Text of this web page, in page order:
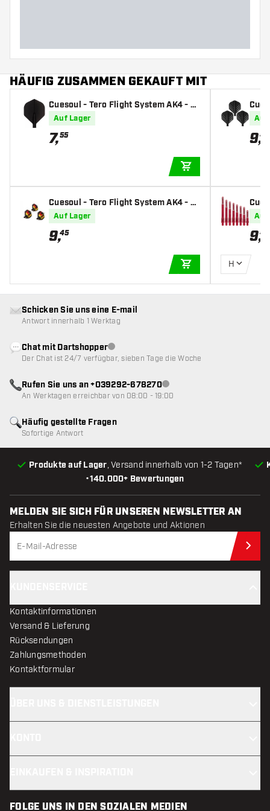
HÄUFIG ZUSAMMEN GEKAUFT MIT
Cuesoul - Tero Flight System AK4 - Bl
ack Standard - Dart Flights
Auf Lager
7,55
Cuesoul - Tero Flight System AK4 - G
erman Flag Standard - Dart Flights
Auf Lager
9,45
IN DEN
Dart
Auf
9,45
ed
Auf
9,45
H
•140.000+ Bewertungen
Produkte auf Lager, Versand innerhalb von 1-2 Tagen*
Häufig gestellte Fragen
Sofortige Antwort
Schicken Sie uns eine E-mail
Antwort innerhalb 1 Werktag
Chat mit DartshopperKundenservice nicht verfügbar
Der Chat ist 24/7 verfügbar, sieben Tage die Woche
Rufen Sie uns an +039292-678270Kundenservice nicht
An Werktagen erreichbar von 08:00 - 19:00
MELDEN SIE SICH FÜR UNSEREN NEWSLETTER AN
Erhalten Sie die neuesten Angebote und Aktionen
Kontaktinformationen
Versand & Lieferung
Rücksendungen
Zahlungsmethoden
Kontaktformular
FOLGE UNS IN DEN SOZIALEN MEDIEN